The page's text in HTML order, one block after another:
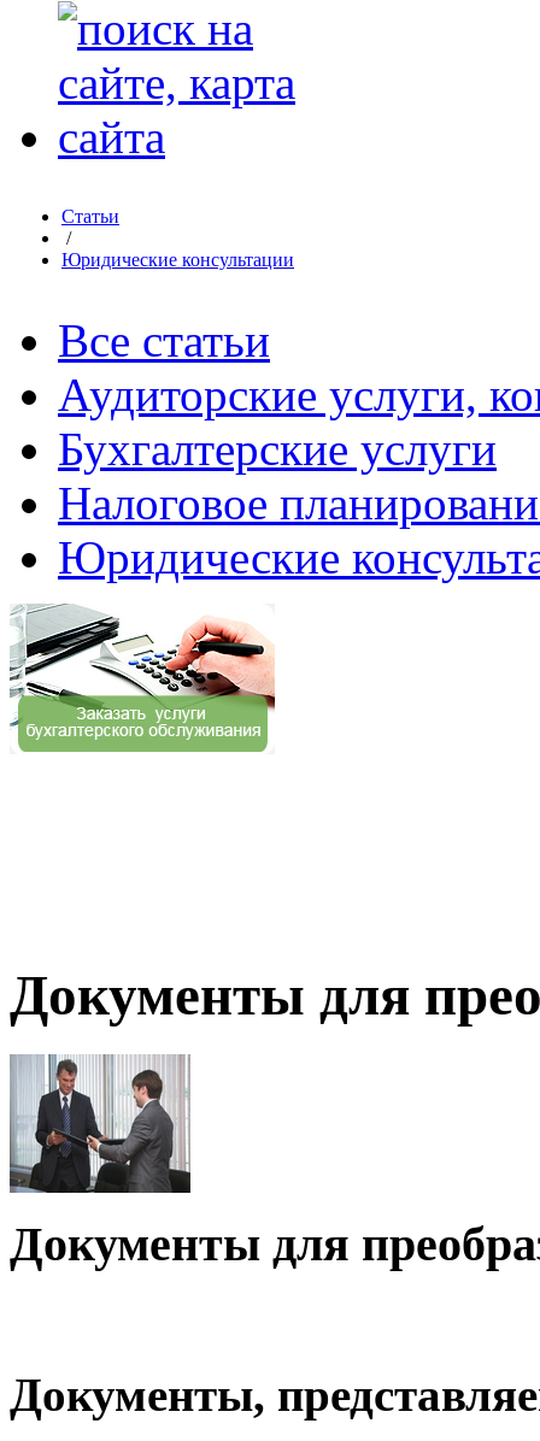
Статьи
/
Юридические консультации
Все статьи
Аудиторские услуги,
Бухгалтерские услуги
Налоговое
Юридические
Документы для
Документы для
Документы,